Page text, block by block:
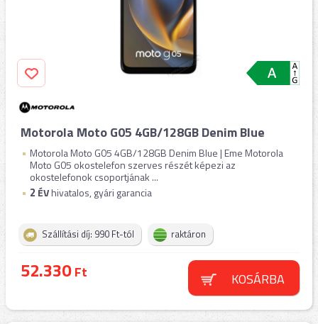
Motorola Moto G05 4GB/128GB Denim Blue
Motorola Moto G05 4GB/128GB Denim Blue | Eme Motorola
Moto G05 okostelefon szerves részét képezi az
okostelefonok csoportjának ...
2 ÉVhivatalos, gyári garancia
Szállítási díj: 990 Ft-tól raktáron
52.330Ft KOSÁRBA